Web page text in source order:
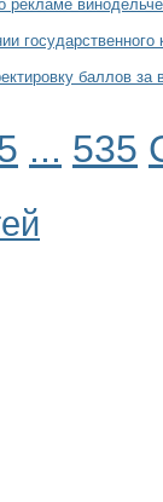
государственного
баллов
... 535